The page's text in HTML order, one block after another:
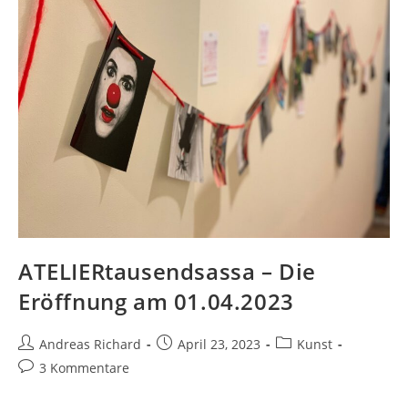
ATELIERtausendsassa – Die
Eröffnung am 01.04.2023
Beitrags-
Autor:
Andreas Richard
BeitragApril 23, 2023
Beitrags-
Kunst
Beitrags-
3 Kommentare